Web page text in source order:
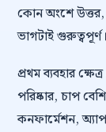
কোন অংশে উত্তর,
ভাগটাই গুরুত্বপূর্ণ।
প্রথম ব্যবহার
পরিষ্কার, চাপ
কনফার্মেশন,